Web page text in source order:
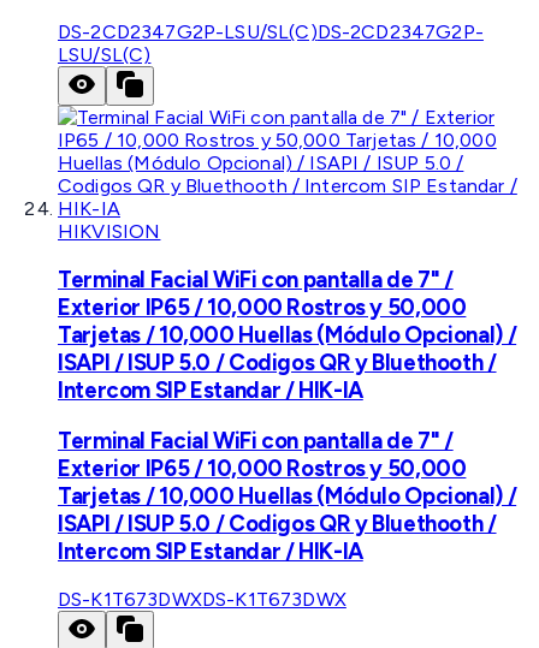
DS-2CD2347G2P-LSU/SL(C)DS-2CD2347G2P-
LSU/SL(C)
HIKVISION
Terminal Facial WiFi con pantalla de 7" /
Exterior IP65 / 10,000 Rostros y 50,000
Tarjetas / 10,000 Huellas (Módulo Opcional) /
ISAPI / ISUP 5.0 / Codigos QR y Bluethooth /
Intercom SIP Estandar / HIK-IA
Terminal Facial WiFi con pantalla de 7" /
Exterior IP65 / 10,000 Rostros y 50,000
Tarjetas / 10,000 Huellas (Módulo Opcional) /
ISAPI / ISUP 5.0 / Codigos QR y Bluethooth /
Intercom SIP Estandar / HIK-IA
DS-K1T673DWXDS-K1T673DWX